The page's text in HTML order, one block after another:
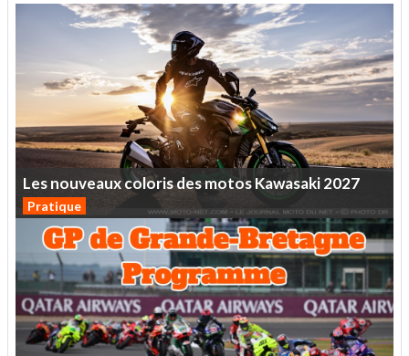
LesnouveauxcolorisdesmotosKawasaki2027
Pratique